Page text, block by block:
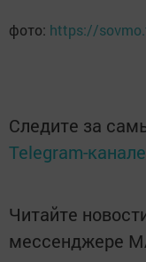
фото: https://
Следите за
Telegram-канале
Читайте
мессенджере